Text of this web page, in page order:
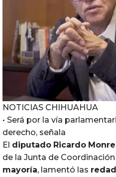
NOTICIAS CHIHUAHUA
• Será por la vía
derecho, señala
El diputado Ricardo
de la Junta de
mayoría, lamentó las